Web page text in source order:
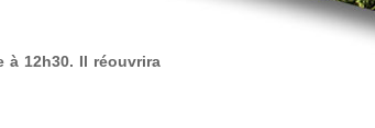
à 12h30. Il réouvrira